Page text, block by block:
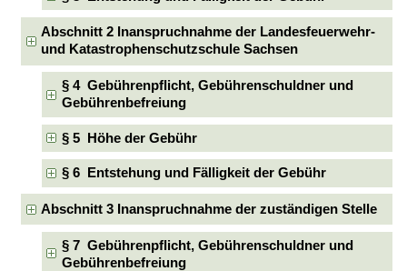
Abschnitt 2 Inanspruchnahme der Landesfeuerwehr-
und Katastrophenschutzschule Sachsen
§ 4 Gebührenpflicht, Gebührenschuldner und
Gebührenbefreiung
§ 5 Höhe der Gebühr
§ 6 Entstehung und Fälligkeit der Gebühr
Abschnitt 3 Inanspruchnahme der zuständigen Stelle
§ 7 Gebührenpflicht, Gebührenschuldner und
Gebührenbefreiung